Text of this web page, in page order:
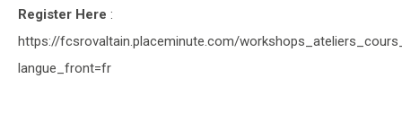
Register Here :
https://fcsrovaltain.placeminute.com/
langue_front=fr